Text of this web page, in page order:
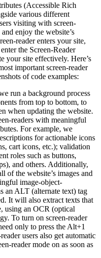
(Accessible Rich
various different
visiting with screen-
enjoy the website’s
reader enters your site,
the Screen-Reader
your site effectively. Here’s
important screen-reader
of code examples:
run a background process
from top to bottom, to
when updating the website.
readers with meaningful
For example, we
for actionable icons
cart icons, etc.); validation
roles such as buttons,
and others. Additionally,
of the website’s images and
image-object-
an ALT (alternate text) tag
It will also extract texts that
using an OCR (optical
To turn on screen-reader
only to press the Alt+1
users also get automatic
reader mode on as soon as